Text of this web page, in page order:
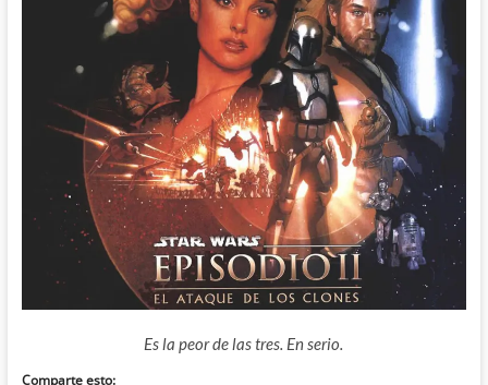
Es la peor de las tres. En serio.
Comparte esto: